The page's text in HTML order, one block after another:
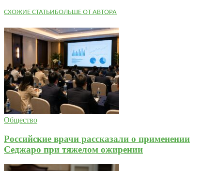
СХОЖИЕ СТАТЬИБОЛЬШЕ ОТ АВТОРА
Общество
Российские врачи рассказали о применении
Седжаро при тяжелом ожирении